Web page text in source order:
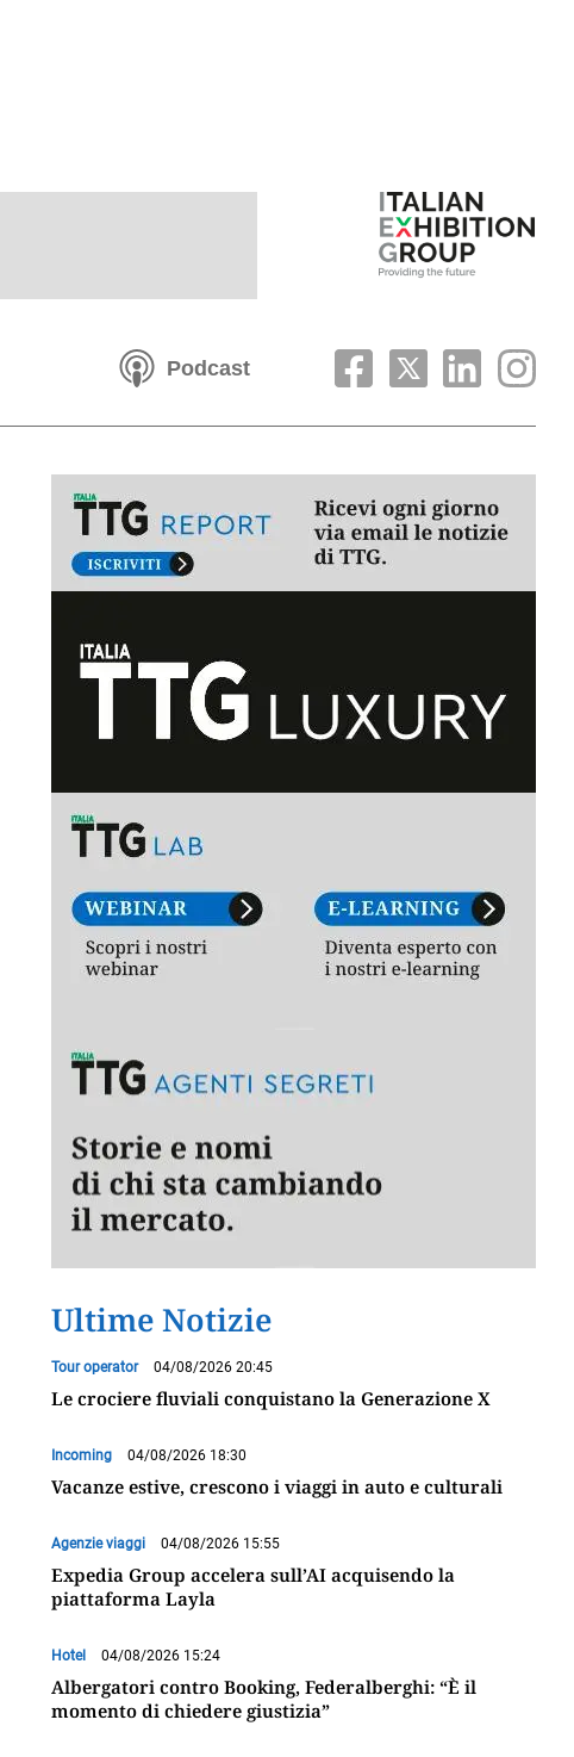
Podcast
Ultime Notizie
Tour operator 04/08/2026 20:45
Le crociere fluviali conquistano la Generazione X
Incoming 04/08/2026 18:30
Vacanze estive, crescono i viaggi in auto e culturali
Agenzie viaggi 04/08/2026 15:55
Expedia Group accelera sull’AI acquisendo la
piattaforma Layla
Hotel 04/08/2026 15:24
Albergatori contro Booking, Federalberghi: “È il
momento di chiedere giustizia”